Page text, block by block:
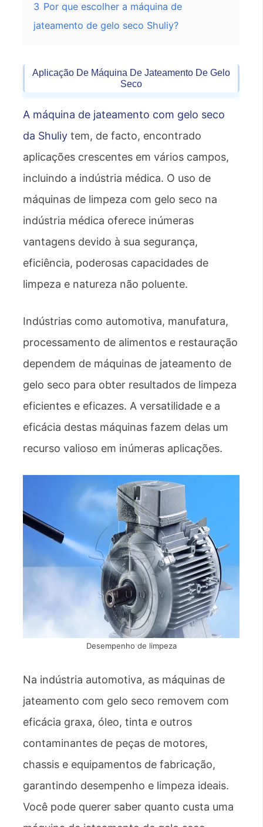
3 Por que escolher a máquina de
jateamento de gelo seco Shuliy?
Aplicação De Máquina De Jateamento De Gelo
Seco
A máquina de jateamento com gelo seco
da Shuliy tem, de facto, encontrado
aplicações crescentes em vários campos,
incluindo a indústria médica. O uso de
máquinas de limpeza com gelo seco na
indústria médica oferece inúmeras
vantagens devido à sua segurança,
eficiência, poderosas capacidades de
limpeza e natureza não poluente.
Indústrias como automotiva, manufatura,
processamento de alimentos e restauração
dependem de máquinas de jateamento de
gelo seco para obter resultados de limpeza
eficientes e eficazes. A versatilidade e a
eficácia destas máquinas fazem delas um
recurso valioso em inúmeras aplicações.
Desempenho de limpeza
Na indústria automotiva, as máquinas de
jateamento com gelo seco removem com
eficácia graxa, óleo, tinta e outros
contaminantes de peças de motores,
chassis e equipamentos de fabricação,
garantindo desempenho e limpeza ideais.
Você pode querer saber quanto custa uma